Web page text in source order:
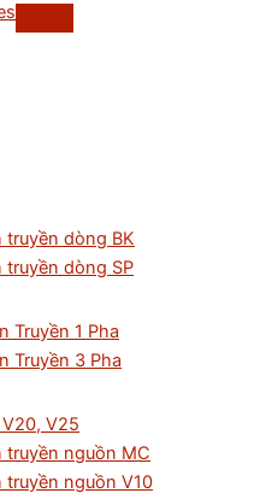
truyền dòng BK
truyền dòng SP
Truyền 1 Pha
Truyền 3 Pha
V25
truyền nguồn MC
truyền nguồn V10